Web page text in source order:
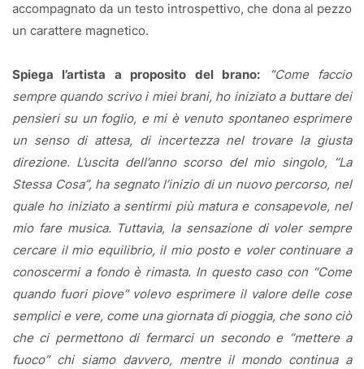
accompagnato da un testo introspettivo, che dona al pezzo
un carattere magnetico.
Spiega l’artista a proposito del brano:
“Come faccio
sempre quando scrivo i miei brani, ho iniziato a buttare dei
pensieri su un foglio, e mi è venuto spontaneo esprimere
un senso di attesa, di incertezza nel trovare la giusta
direzione. L’uscita dell’anno scorso del mio singolo, “La
Stessa Cosa”, ha segnato l’inizio di un nuovo percorso, nel
quale ho iniziato a sentirmi più matura e consapevole, nel
mio fare musica. Tuttavia, la sensazione di voler sempre
cercare il mio equilibrio, il mio posto e voler continuare a
conoscermi a fondo è rimasta. In questo caso con “Come
quando fuori piove” volevo esprimere il valore delle cose
semplici e vere, come una giornata di pioggia, che sono ciò
che ci permettono di fermarci un secondo e “mettere a
fuoco” chi siamo davvero, mentre il mondo continua a